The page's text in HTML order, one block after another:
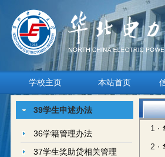
学校主页 本站首页
39学生申述办法
36学籍管理办法
37学生奖助贷相关管理
1 ·
2 ·